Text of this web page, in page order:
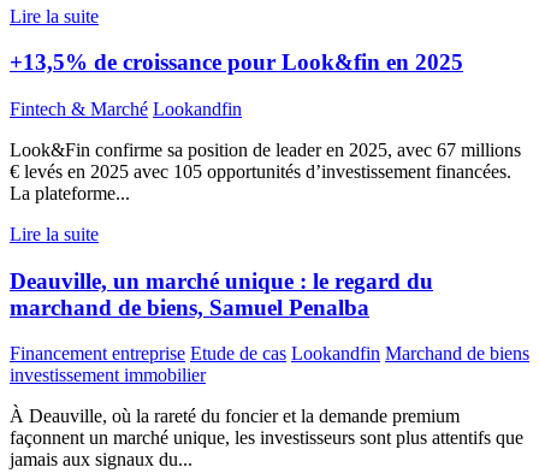
Lire la suite
+13,5% de croissance pour Look&fin en 2025
Fintech & Marché Lookandfin
Look&Fin confirme sa position de leader en 2025, avec 67 millions
€ levés en 2025 avec 105 opportunités d’investissement financées.
La plateforme...
Lire la suite
Deauville, un marché unique : le regard du
marchand de biens, Samuel Penalba
Financement entreprise Etude de cas Lookandfin Marchand de biens
investissement immobilier
À Deauville, où la rareté du foncier et la demande premium
façonnent un marché unique, les investisseurs sont plus attentifs que
jamais aux signaux du...